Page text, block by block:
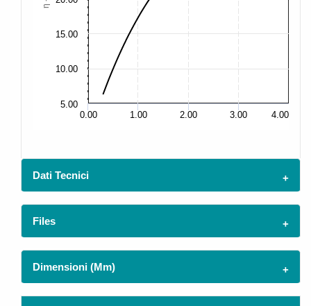
0.00 2.00 4.00
1.00 3.00
5.00
10.00
15.00
Dati Tecnici
Files
Dimensioni (mm)